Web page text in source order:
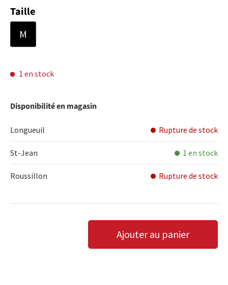
Taille
M
1 en stock
Disponibilité en magasin
Longueuil Rupture de stock
St-Jean 1 en stock
Roussillon Rupture de stock
DIMINUER LA QUANTITÉ
AUGMENTER LA QUANTITÉ
Ajouter au panier